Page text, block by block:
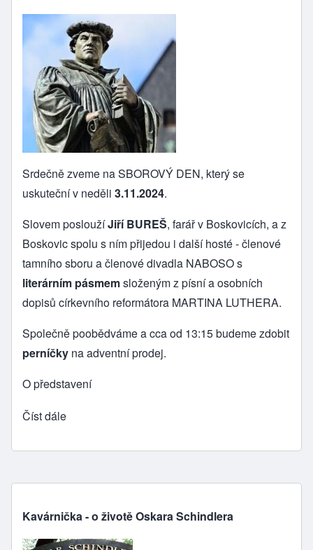
Srdečně zveme na SBOROVÝ DEN, který se
uskuteční v neděli 3.11.2024.
Slovem posloužíJiří BUREŠ, farář v Boskovicích, a z
Boskovic spolu s ním přijedou i další hosté - členové
tamního sboru a členové divadla NABOSO s
literárním pásmemsloženým z písní a osobních
dopisů církevního reformátora MARTINA LUTHERA.
Společně poobědváme a cca od 13:15 budeme zdobit
perníčky na adventní prodej.
O představení
Číst dále
Kavárnička - o životě Oskara Schindlera